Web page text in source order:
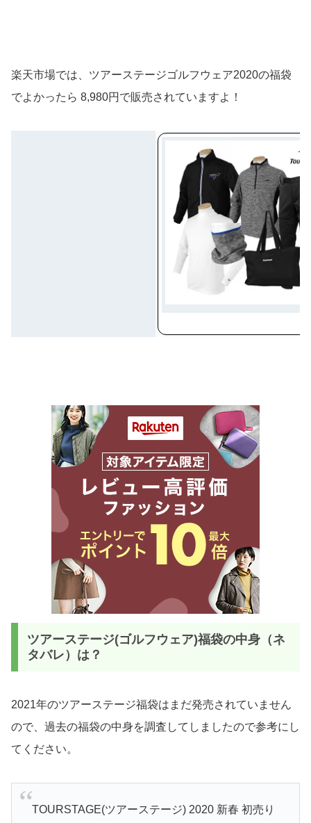
楽天市場では、ツアーステージゴルフウェア2020の福袋
でよかったら 8,980円で販売されていますよ！
ツアーステージ(ゴルフウェア)福袋の中身（ネ
タバレ）は？
2021年のツアーステージ福袋はまだ発売されていません
ので、過去の福袋の中身を調査してしましたので参考にし
てください。
TOURSTAGE(ツアーステージ) 2020 新春 初売り